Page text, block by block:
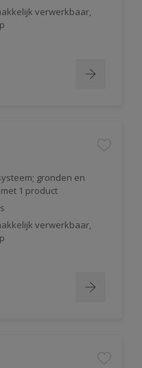
verwerkbaar,
gronden en
1 product
verwerkbaar,